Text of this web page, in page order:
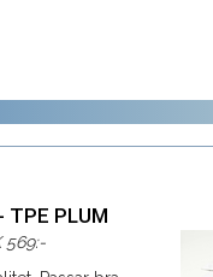
TPE PLUM
569:-